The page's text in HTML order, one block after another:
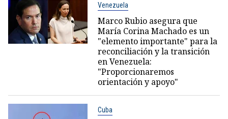
Venezuela
Marco Rubio asegura que
María Corina Machado es un
"elemento importante" para la
reconciliación y la transición
en Venezuela:
"Proporcionaremos
orientación y apoyo"
Cuba